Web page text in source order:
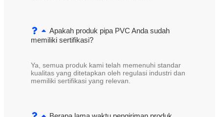
Apakah produk pipa PVC Anda sudah
memiliki sertifikasi?
Ya, semua produk kami telah memenuhi standar
kualitas yang ditetapkan oleh regulasi industri dan
memiliki sertifikasi yang relevan.